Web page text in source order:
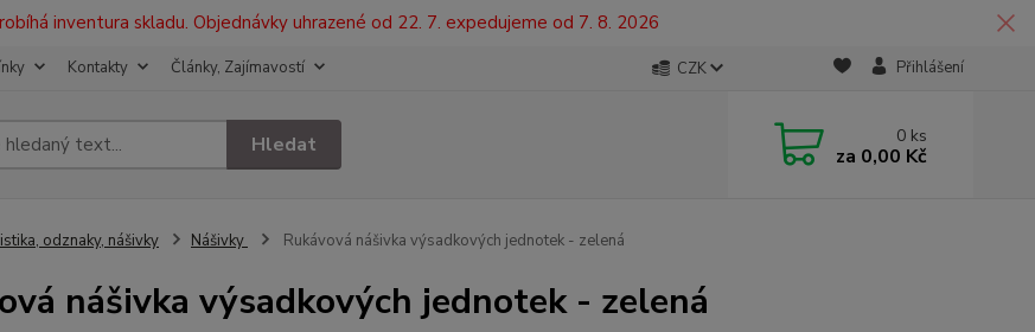
inventura skladu. Objednávky uhrazené od 22. 7. expedujeme od 7. 8. 2026
Kontakty Články, Zajímavostí CZK Přihlášení
Hledat 0 ks
za 0,00 Kč
odznaky, nášivky Nášivky Rukávová nášivka výsadkových jednotek - zelená
nášivka výsadkových jednotek - zelená